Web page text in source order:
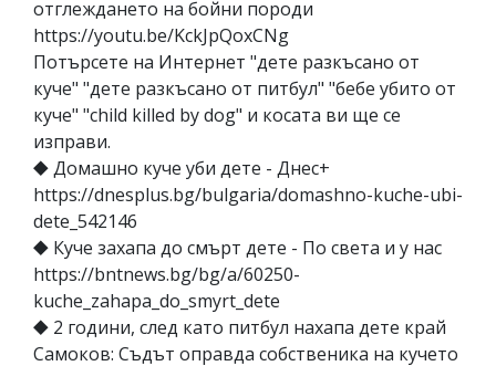
отглеждането на бойни породи
https://youtu.be/KckJpQoxCNg
Потърсете на Интернет "дете разкъсано от
куче" "дете разкъсано от питбул" "бебе убито от
куче" "child killed by dog" и косата ви ще се
изправи.
⯁ Домашно куче уби дете - Днес+
https://dnesplus.bg/bulgaria/domashno-kuche-ubi-
dete_542146
⯁ Куче захапа до смърт дете - По света и у нас
https://bntnews.bg/bg/a/60250-
kuche_zahapa_do_smyrt_dete
⯁ 2 години, след като питбул нахапа дете край
Самоков: Съдът оправда собственика на кучето